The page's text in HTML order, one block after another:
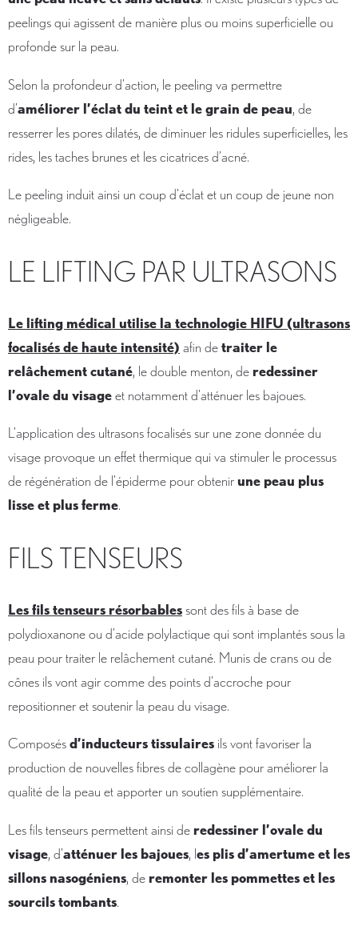
peelings qui agissent de manière plus ou moins superficielle ou
profonde sur la peau.
Selon la profondeur d’action, le peeling va permettre
d’améliorer l’éclat du teint et le grain de peau, de
resserrer les pores dilatés, de diminuer les ridules superficielles, les
rides, les taches brunes et les cicatrices d’acné.
Le peeling induit ainsi un coup d’éclat et un coup de jeune non
négligeable.
LE LIFTING PAR ULTRASONS
Le lifting médical utilise la technologie HIFU (ultrasons
focalisés de haute intensité) afin detraiter le
relâchement cutané, le double menton, deredessiner
l’ovale du visageet notamment d’atténuer les bajoues.
L’application des ultrasons focalisés sur une zone donnée du
visage provoque un effet thermique qui va stimuler le processus
de régénération de l’épiderme pour obtenirune peau plus
lisse et plus ferme.
FILS TENSEURS
Les fils tenseurs résorbablessont des fils à base de
polydioxanone ou d’acide polylactique qui sont implantés sous la
peau pour traiter le relâchement cutané. Munis de crans ou de
cônes ils vont agir comme des points d’accroche pour
repositionner et soutenir la peau du visage.
Composésd’inducteurs tissulaires ils vont favoriser la
production de nouvelles fibres de collagène pour améliorer la
qualité de la peau et apporter un soutien supplémentaire.
Les fils tenseurs permettent ainsi deredessiner l’ovale du
visage, d’atténuer les bajoues, les plis d’amertume et les
sillons nasogéniens, deremonter les pommettes et les
sourcils tombants.